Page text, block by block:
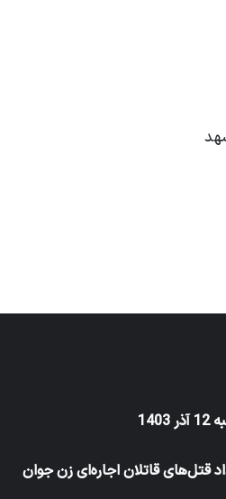
قتل‌های قاتلان اجاره‌ای زن جوان